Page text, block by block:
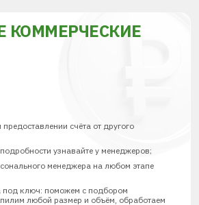
КОММЕРЧЕСКИЕ
счёта от другого
узнавайте у менеджеров;
менеджера на любом этапе
под ключ: поможем с подбором
любой размер и объём, обработаем